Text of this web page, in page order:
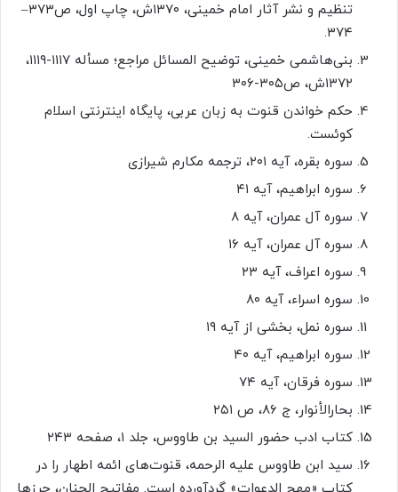
تنظیم و نشر آثار امام خمینی، ۱۳۷۰ش، چاپ اول، ص۳۷۳–
۳۷۴.
بنی‌هاشمی خمینی، توضیح المسائل مراجع؛ مسأله ۱۱۱۷-۱۱۱۹،
۱۳۷۲ش، ص۳۰۵-۳۰۶
حکم خواندن قنوت به زبان عربی، پایگاه اینترنتی اسلام
کوئست.
سوره بقره، آیه ۲۰۱، ترجمه مکارم شیرازی
سوره ابراهیم، آیه ۴۱
سوره آل عمران، آیه ۸
سوره آل عمران، آیه ۱۶
سوره اعراف، آیه ۲۳
سوره اسراء، آیه ۸۰
سوره نمل، بخشی از آیه ۱۹
سوره ابراهیم، آیه ۴۰
سوره فرقان، آیه ۷۴
بحارالأنوار، ج ۸۶، ص ۲۵۱
کتاب ادب حضور السید بن طاووس، جلد ۱، صفحه ۲۴۳
سید ابن طاووس علیه الرحمه، قنوت‌های ائمه اطهار را در